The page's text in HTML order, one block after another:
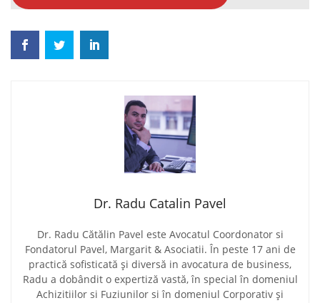
Dr. Radu Catalin Pavel
Dr. Radu Cătălin Pavel este Avocatul Coordonator si
Fondatorul Pavel, Margarit & Asociatii. În peste 17 ani de
practică sofisticată și diversă in avocatura de business,
Radu a dobândit o expertiză vastă, în special în domeniul
Achizitiilor si Fuziunilor si în domeniul Corporativ și